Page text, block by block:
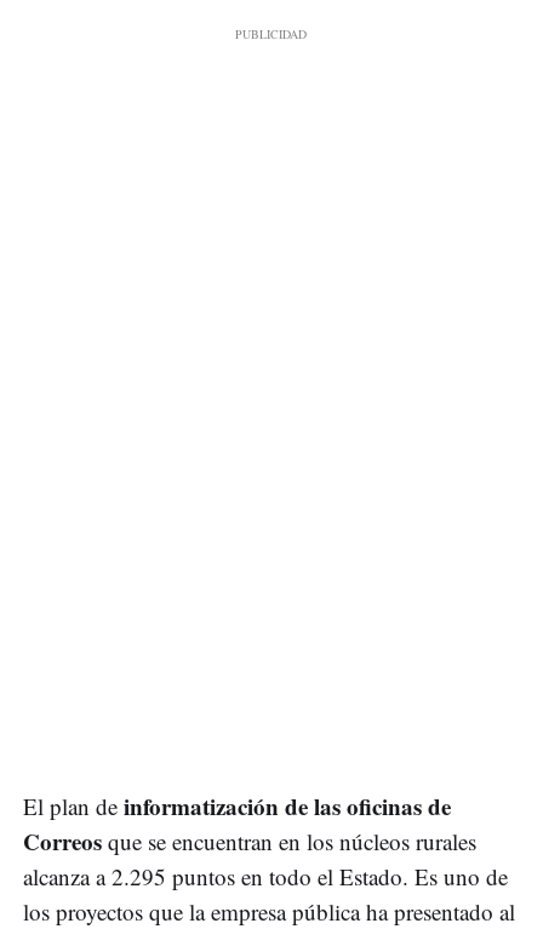
El plan de informatización de las oficinas de
Correos que se encuentran en los núcleos rurales
alcanza a 2.295 puntos en todo el Estado. Es uno de
los proyectos que la empresa pública ha presentado al